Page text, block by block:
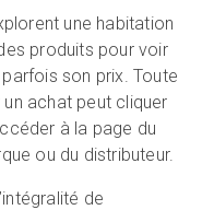
une habitation
produits pour voir
son prix. Toute
achat peut cliquer
à la page du
ou du distributeur.
de